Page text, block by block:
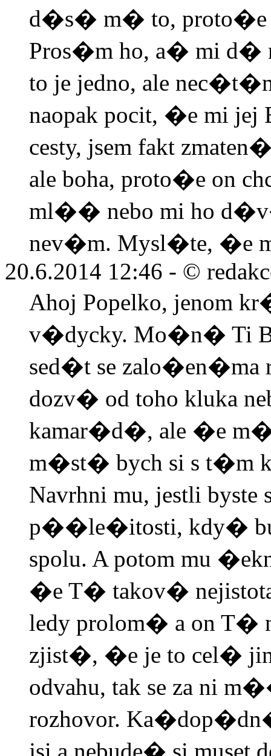
d�s� m� to,
Pros�m ho, a� mi d�
to je jedno, ale
naopak pocit, �e mi
cesty, jsem fakt
ale boha, proto�e on
ml�� nebo mi ho
nev�m. Mysl�te, �e
20.6.2014 12:46 - ©
Ahoj Popelko, jenom
v�dycky. Mo�n� Ti
sed�t se zalo�en�ma
dozv� od toho kluka
kamar�d�, ale �e m�
m�st� bych si s t�m
Navrhni mu, jestli
p��le�itosti, kdy�
spolu. A potom mu
�e T� takov�
ledy prolom� a on T�
zjist�, �e je to cel�
odvahu, tak se za ni
rozhovor.